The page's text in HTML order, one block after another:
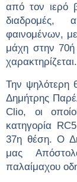
από τον ιερό
διαδρομές,
φαινομένων,
μάχη στην
χαρακτηρίζεται.
Την ψηλότερη
Δημήτρης
Clio, οι
κατηγορία
37η θέση. O
μας
παλαίμαχου